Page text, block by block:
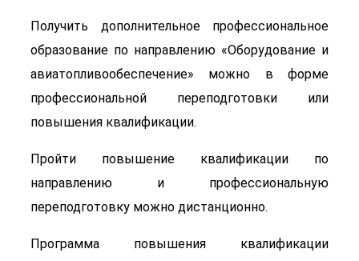
Получить дополнительное профессиональное
образование по направлению «Оборудование и
авиатопливообеспечение» можно в форме
профессиональной переподготовки или
повышения квалификации.
Пройти повышение квалификации по
направлению и профессиональную
переподготовку можно дистанционно.
Программа повышения квалификации